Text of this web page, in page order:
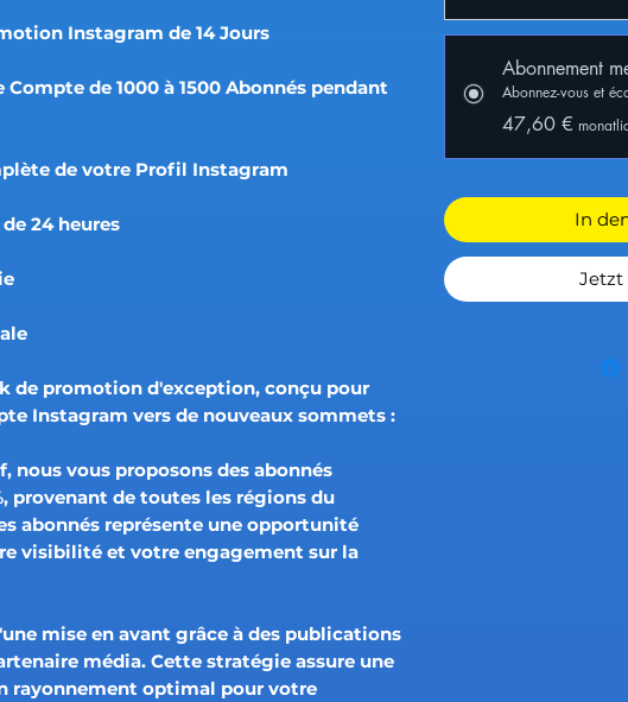
Instagram de 14 Jours
Compte de 1000 à 1500 Abonnés pendant
de votre Profil Instagram
24 heures
de promotion d'exception, conçu pour
Instagram vers de nouveaux sommets :
nous vous proposons des abonnés
provenant de toutes les régions du
abonnés représente une opportunité
visibilité et votre engagement sur la
mise en avant grâce à des publications
média. Cette stratégie assure une
rayonnement optimal pour votre
Abonnement
Abonnez-vous et
47,60 €
In
Jetzt